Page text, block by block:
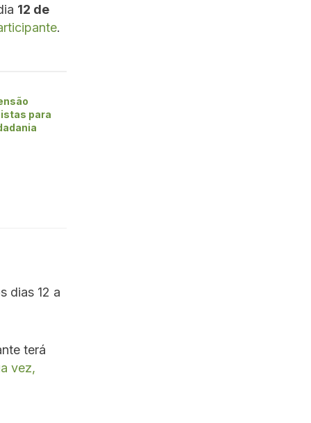
12 de
.
para
dias 12 a
terá
vez,